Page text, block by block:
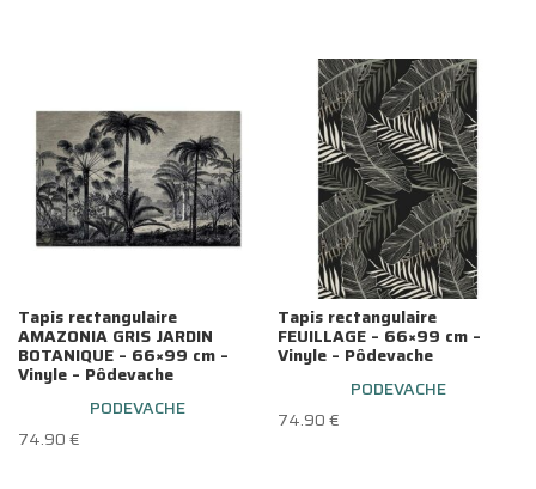
Tapis rectangulaire
AMAZONIA GRIS JARDIN
BOTANIQUE – 66×99 cm –
Vinyle – Pôdevache
PODEVACHE
74.90€
Tapis rectangulaire
FEUILLAGE – 66×99 cm –
Vinyle – Pôdevache
PODEVACHE
74.90€